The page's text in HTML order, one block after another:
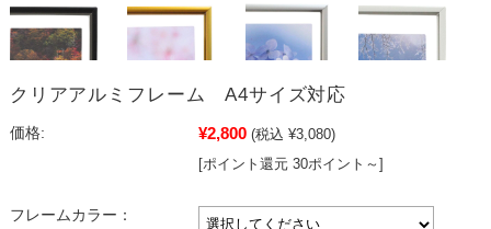
クリアアルミフレーム A4サイズ対応
価格: ¥2,800 (税込 ¥3,080)
[ポイント還元 30ポイント～]
フレームカラー：